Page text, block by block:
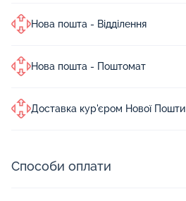
Нова пошта - Відділення
Нова пошта - Поштомат
Доставка кур'єром Нової Пошти
Способи оплати